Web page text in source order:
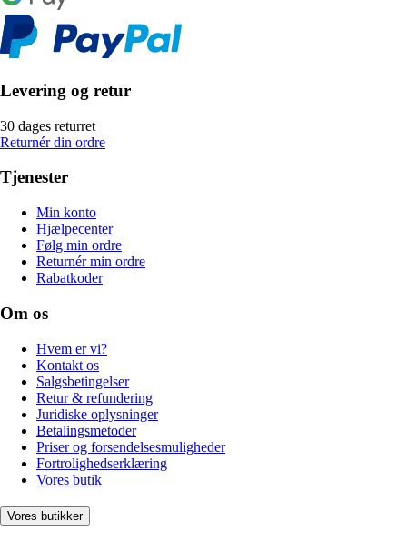
Levering og retur
30 dages returret
Returnér din ordre
Tjenester
Min konto
Hjælpecenter
Følg min ordre
Returnér min ordre
Rabatkoder
Om os
Hvem er vi?
Kontakt os
Salgsbetingelser
Retur & refundering
Juridiske oplysninger
Betalingsmetoder
Priser og forsendelsesmuligheder
Fortrolighedserklæring
Vores butik
Vores butikker